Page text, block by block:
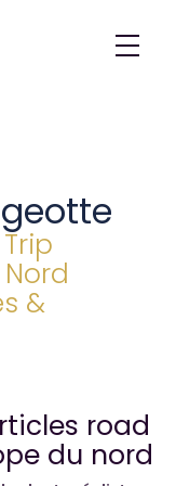
&
road
du nord